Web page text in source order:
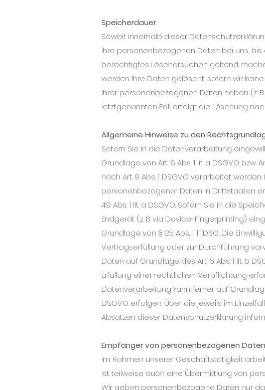
Speicherdauer
Soweit innerhalb dieser
Ihre personenbezogenen Daten bei uns,
berechtigtes Löschersuchen geltend
werden Ihre Daten gelöscht, sofern wir
Ihrer personenbezogenen Daten haben (z.
letztgenannten Fall erfolgt die Löschung
Allgemeine Hinweise zu den
Sofern Sie in die Datenverarbeitung
Grundlage von Art. 6 Abs. 1 lit. a DSGVO
nach Art. 9 Abs. 1 DSGVO verarbeitet
personenbezogener Daten in Drittstaaten
49 Abs. 1 lit. a DSGVO. Sofern Sie in die
Endgerät (z. B. via Device-Fingerprinting)
Grundlage von § 25 Abs. 1 TTDSG. Die
Vertragserfüllung oder zur Durchführung
Daten auf Grundlage des Art. 6 Abs. 1 lit. b
Erfüllung einer rechtlichen Verpflichtung
Datenverarbeitung kann ferner auf
DSGVO erfolgen. Über die jeweils im
Absätzen dieser Datenschutzerklärung
Empfänger von personenbezogenen Daten
Im Rahmen unserer Geschäftstätigkeit
ist teilweise auch eine Übermittlung von
Wir geben personenbezogene Daten nur